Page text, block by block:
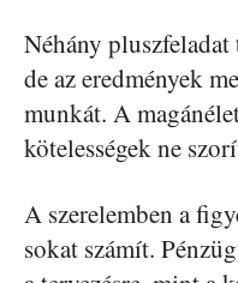
Néhány
de az eredmények
munkát. A
kötelességek ne
A szerelemben a
sokat számít.